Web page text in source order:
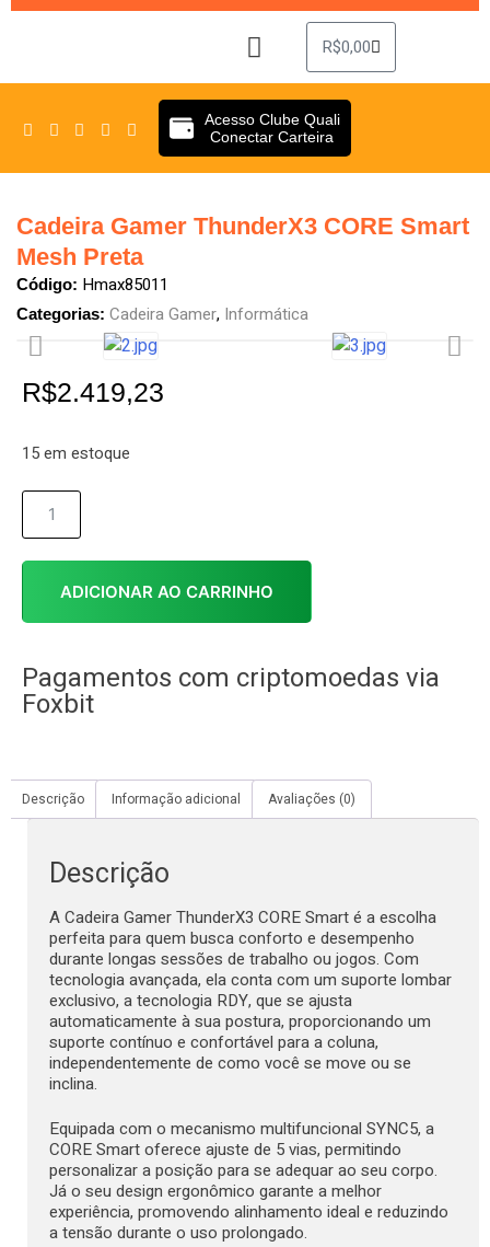
R$0,00
Acesso Clube Quali
Conectar Carteira
Cadeira Gamer ThunderX3 CORE Smart
Mesh Preta
Código: Hmax85011
Categorias: Cadeira Gamer, Informática
R$2.419,23
15 em estoque
ADICIONAR AO CARRINHO
Pagamentos com criptomoedas via
Foxbit
Descrição Informação adicional Avaliações (0)
Descrição
A Cadeira Gamer ThunderX3 CORE Smart é a escolha
perfeita para quem busca conforto e desempenho
durante longas sessões de trabalho ou jogos. Com
tecnologia avançada, ela conta com um suporte lombar
exclusivo, a tecnologia RDY, que se ajusta
automaticamente à sua postura, proporcionando um
suporte contínuo e confortável para a coluna,
independentemente de como você se move ou se
inclina.
Equipada com o mecanismo multifuncional SYNC5, a
CORE Smart oferece ajuste de 5 vias, permitindo
personalizar a posição para se adequar ao seu corpo.
Já o seu design ergonômico garante a melhor
experiência, promovendo alinhamento ideal e reduzindo
a tensão durante o uso prolongado.